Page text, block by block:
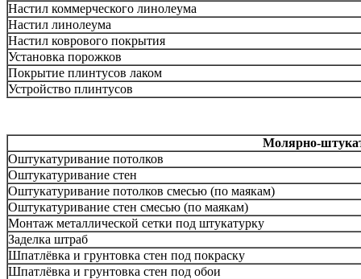
Настил коммерческого линолеума
Настил линолеума
Настил коврового покрытия
Установка порожков
Покрытие плинтусов лаком
Устройство плинтусов
Молярно-
Оштукатуривание потолков
Оштукатуривание стен
Оштукатуривание потолков смесью (по маякам)
Оштукатуривание стен смесью (по маякам)
Монтаж металлической сетки под штукатурку
Заделка штраб
Шпатлёвка и грунтовка стен под покраску
Шпатлёвка и грунтовка стен под обои